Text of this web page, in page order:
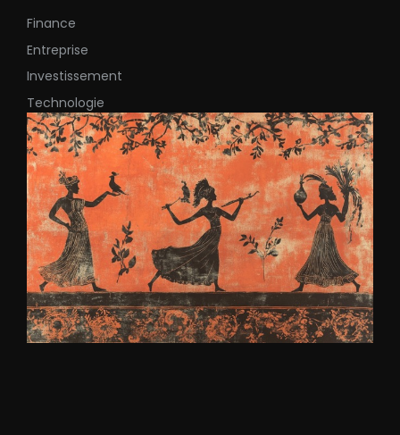
Finance
Entreprise
Investissement
Technologie